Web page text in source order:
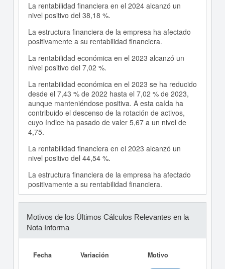
La rentabilidad financiera en el 2024 alcanzó un
nivel positivo del 38,18 %.
La estructura financiera de la empresa ha afectado
positivamente a su rentabilidad financiera.
La rentabilidad económica en el 2023 alcanzó un
nivel positivo del 7,02 %.
La rentabilidad económica en el 2023 se ha reducido
desde el 7,43 % de 2022 hasta el 7,02 % de 2023,
aunque manteniéndose positiva. A esta caída ha
contribuido el descenso de la rotación de activos,
cuyo índice ha pasado de valer 5,67 a un nivel de
4,75.
La rentabilidad financiera en el 2023 alcanzó un
nivel positivo del 44,54 %.
La estructura financiera de la empresa ha afectado
positivamente a su rentabilidad financiera.
Motivos de los Últimos Cálculos Relevantes en la
Nota Informa
Fecha Variación Motivo